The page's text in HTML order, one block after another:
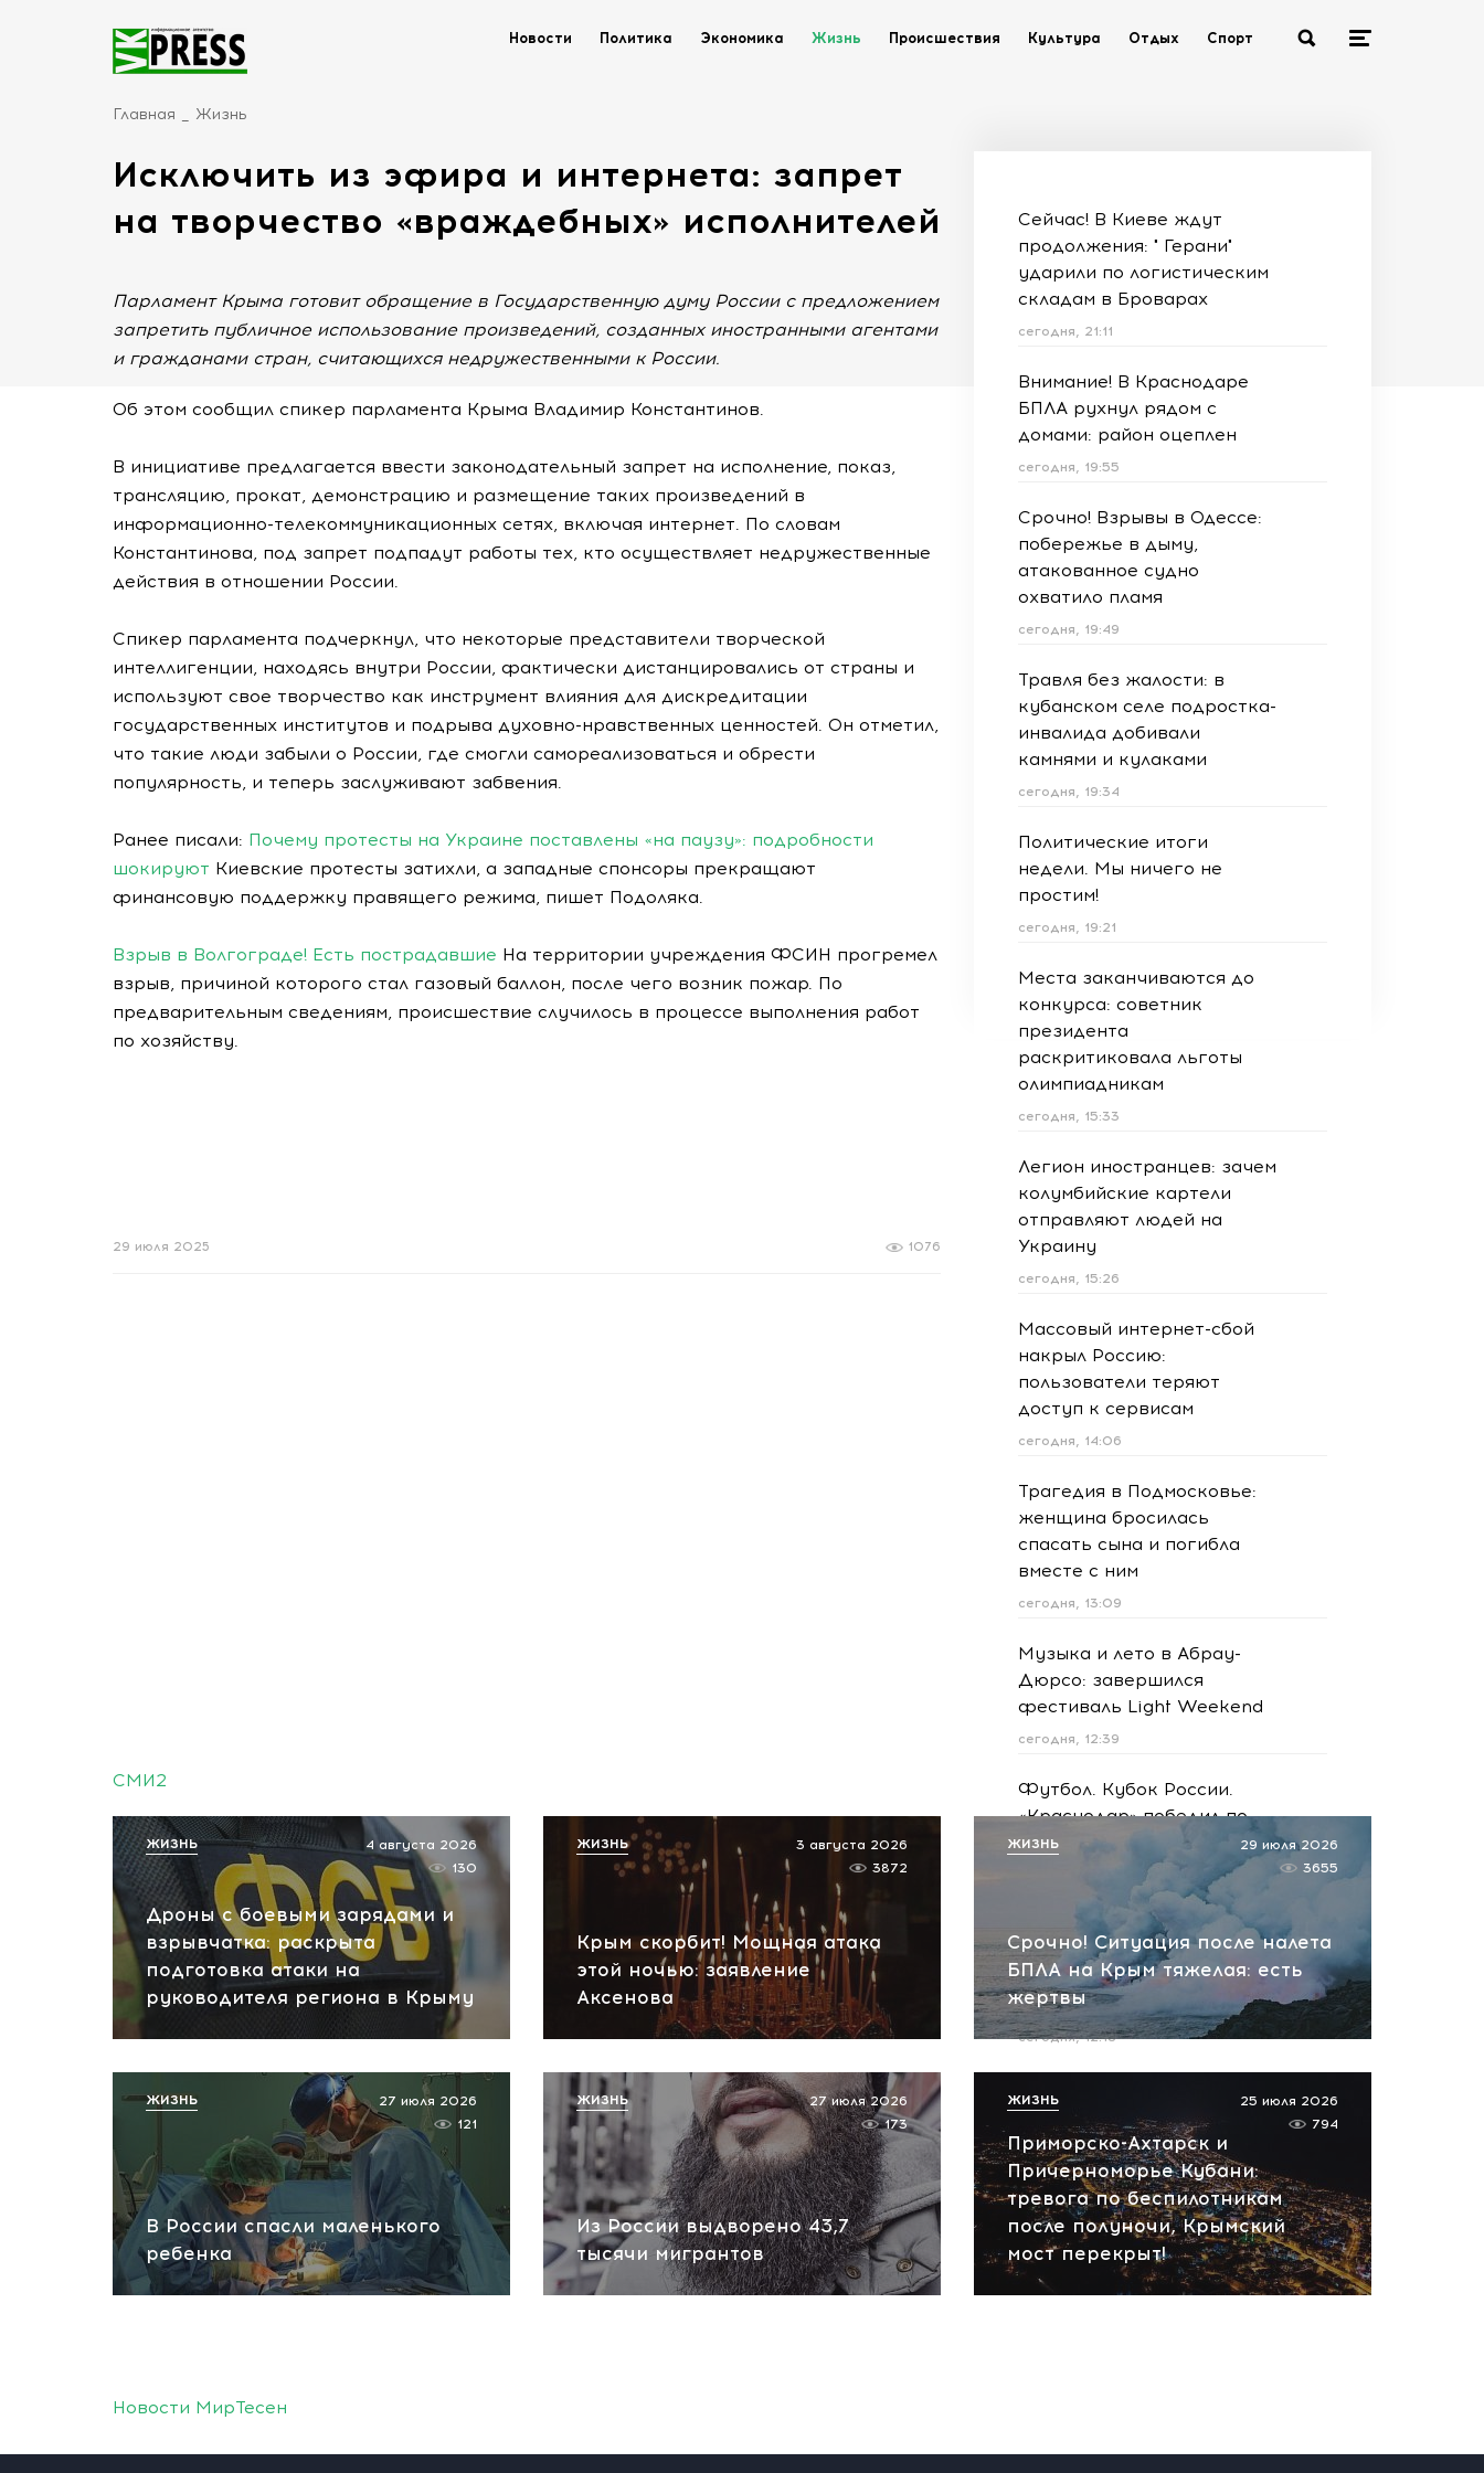
Новости Политика Экономика Жизнь Происшествия Культура Отдых Спорт
Главная Жизнь
Исключить из эфира и интернета: запрет
на творчество «враждебных» исполнителей
Парламент Крыма готовит обращение в Государственную думу России с предложением
запретить публичное использование произведений, созданных иностранными агентами
и гражданами стран, считающихся недружественными к России.
Об этом сообщил спикер парламента Крыма Владимир Константинов.
В инициативе предлагается ввести законодательный запрет на исполнение, показ,
трансляцию, прокат, демонстрацию и размещение таких произведений в
информационно-телекоммуникационных сетях, включая интернет. По словам
Константинова, под запрет подпадут работы тех, кто осуществляет недружественные
действия в отношении России.
Спикер парламента подчеркнул, что некоторые представители творческой
интеллигенции, находясь внутри России, фактически дистанцировались от страны и
используют свое творчество как инструмент влияния для дискредитации
государственных институтов и подрыва духовно-нравственных ценностей. Он отметил,
что такие люди забыли о России, где смогли самореализоваться и обрести
популярность, и теперь заслуживают забвения.
Ранее писали: Почему протесты на Украине поставлены «на паузу»: подробности
шокируют Киевские протесты затихли, а западные спонсоры прекращают
финансовую поддержку правящего режима, пишет Подоляка.
Взрыв в Волгограде! Есть пострадавшие На территории учреждения ФСИН прогремел
взрыв, причиной которого стал газовый баллон, после чего возник пожар. По
предварительным сведениям, происшествие случилось в процессе выполнения работ
по хозяйству.
1076
29 июля 2025
Сейчас! В Киеве ждут
продолжения: " Герани"
ударили по логистическим
складам в Броварах
сегодня, 21:11
Внимание! В Краснодаре
БПЛА рухнул рядом с
домами: район оцеплен
сегодня, 19:55
Срочно! Взрывы в Одессе:
побережье в дыму,
атакованное судно
охватило пламя
сегодня, 19:49
Травля без жалости: в
кубанском селе подростка-
инвалида добивали
камнями и кулаками
сегодня, 19:34
Политические итоги
недели. Мы ничего не
простим!
сегодня, 19:21
Места заканчиваются до
конкурса: советник
президента
раскритиковала льготы
олимпиадникам
сегодня, 15:33
Легион иностранцев: зачем
колумбийские картели
отправляют людей на
Украину
сегодня, 15:26
Массовый интернет-сбой
накрыл Россию:
пользователи теряют
доступ к сервисам
сегодня, 14:06
Трагедия в Подмосковье:
женщина бросилась
спасать сына и погибла
вместе с ним
сегодня, 13:09
Музыка и лето в Абрау-
Дюрсо: завершился
фестиваль Light Weekend
сегодня, 12:39
Футбол. Кубок России.
«Краснодар» победил по
пенальти «Ахмат»
Масштабная атака на
Ярославскую область!
Обломки БПЛА вызвали
пожар на НПЗ
сегодня, 12:18
СМИ2
Дроны с боевыми зарядами и
взрывчатка: раскрыта
подготовка атаки на
руководителя региона в Крыму
4 августа 2026
130
ЖИЗНЬ
Крым скорбит! Мощная атака
этой ночью: заявление
Аксенова
3 августа 2026
3872
ЖИЗНЬ
Срочно! Ситуация после налета
БПЛА на Крым тяжелая: есть
жертвы
29 июля 2026
3655
ЖИЗНЬ
В России спасли маленького
ребенка
27 июля 2026
121
ЖИЗНЬ
Из России выдворено 43,7
тысячи мигрантов
27 июля 2026
173
ЖИЗНЬ
Приморско-Ахтарск и
Причерноморье Кубани:
тревога по беспилотникам
после полуночи, Крымский
мост перекрыт!
25 июля 2026
794
ЖИЗНЬ
Новости МирТесен